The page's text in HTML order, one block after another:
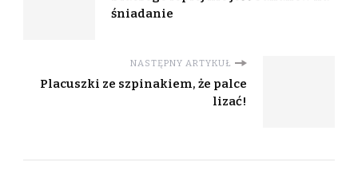
śniadanie
NASTĘPNY ARTYKUŁ
Placuszki ze szpinakiem, że palce
lizać!